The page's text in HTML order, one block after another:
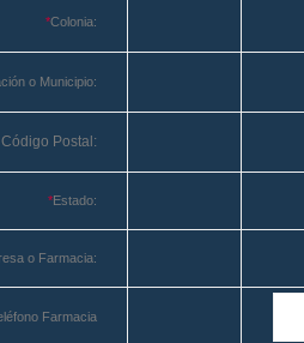
*Colonia:
o Municipio:
Código Postal:
*Estado:
o Farmacia:
Farmacia